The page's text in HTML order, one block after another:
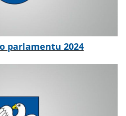
parlamentu 2024